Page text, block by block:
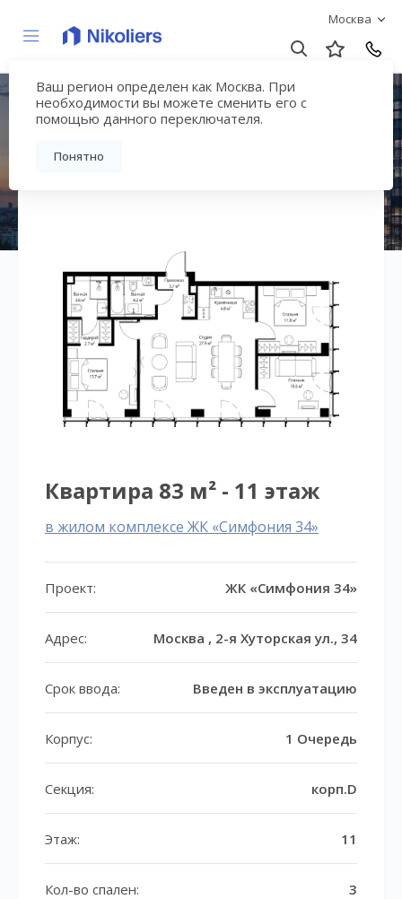
Москва
Ваш регион определен как Москва. При
необходимости вы можете сменить его с
помощью данного переключателя.
Понятно
ЖК «Симфония 34»
Вернуться на страницу жилого комплекса
Квартира 83 м² - 11 этаж
в жилом комплексе ЖК «Симфония 34»
Проект: ЖК «Симфония 34»
Адрес: Москва , 2-я Хуторская ул., 34
Срок ввода: Введен в эксплуатацию
Корпус: 1 Очередь
Секция: корп.D
Этаж: 11
Кол-во спален: 3